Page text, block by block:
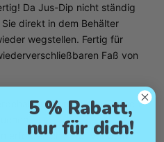
Da Jus-Dip nicht ständig
direkt in dem Behälter
wegstellen. Fertig für
Faß von
erforderlich - Einfach
erforderlich - Nur vor dem
5 % Rabatt,
nur für dich!